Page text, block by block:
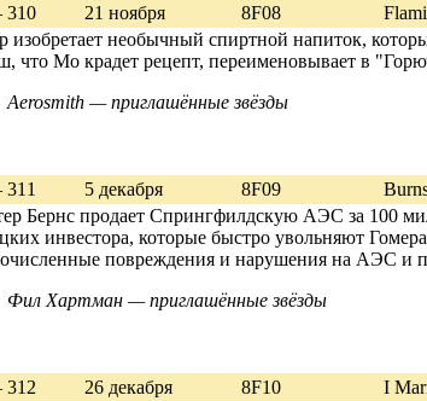
21 ноября 8F08
изобретает необычный спиртной напиток,
что Mo крадет рецепт, переименовывает в
Aerosmith — приглашённые звёзды
5 декабря 8F09
Бернс продает Спрингфилдскую АЭС за 100
инвестора, которые быстро увольняют
повреждения и нарушения на АЭС и
Фил Хартман — приглашённые звёзды
26 декабря 8F10
I